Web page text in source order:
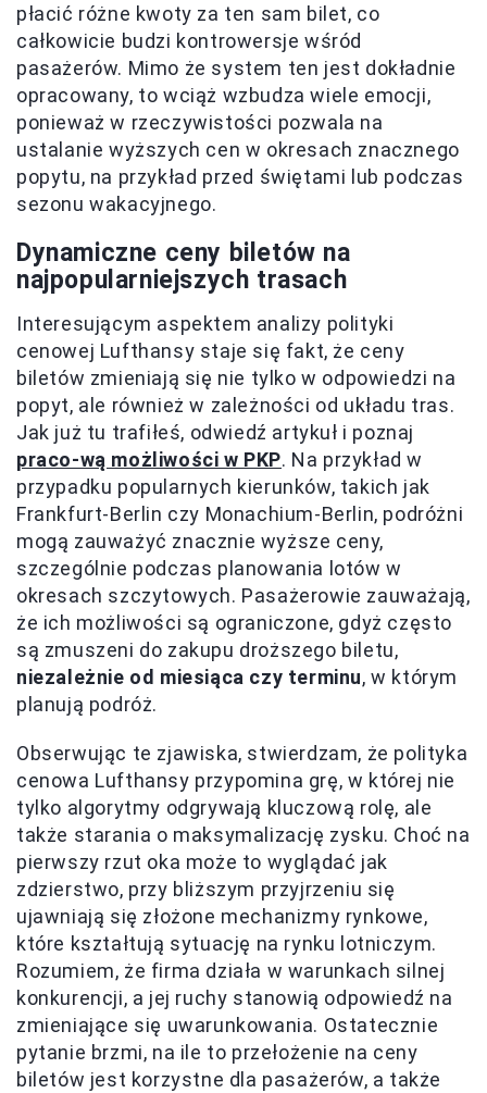
płacić różne kwoty za ten sam bilet, co
całkowicie budzi kontrowersje wśród
pasażerów. Mimo że system ten jest dokładnie
opracowany, to wciąż wzbudza wiele emocji,
ponieważ w rzeczywistości pozwala na
ustalanie wyższych cen w okresach znacznego
popytu, na przykład przed świętami lub podczas
sezonu wakacyjnego.
Dynamiczne ceny biletów na
najpopularniejszych trasach
Interesującym aspektem analizy polityki
cenowej Lufthansy staje się fakt, że ceny
biletów zmieniają się nie tylko w odpowiedzi na
popyt, ale również w zależności od układu tras.
Jak już tu trafiłeś, odwiedź artykuł i poznaj
praco-wą możliwości w PKP. Na przykład w
przypadku popularnych kierunków, takich jak
Frankfurt-Berlin czy Monachium-Berlin, podróżni
mogą zauważyć znacznie wyższe ceny,
szczególnie podczas planowania lotów w
okresach szczytowych. Pasażerowie zauważają,
że ich możliwości są ograniczone, gdyż często
są zmuszeni do zakupu droższego biletu,
niezależnie od miesiąca czy terminu, w którym
planują podróż.
Obserwując te zjawiska, stwierdzam, że polityka
cenowa Lufthansy przypomina grę, w której nie
tylko algorytmy odgrywają kluczową rolę, ale
także starania o maksymalizację zysku. Choć na
pierwszy rzut oka może to wyglądać jak
zdzierstwo, przy bliższym przyjrzeniu się
ujawniają się złożone mechanizmy rynkowe,
które kształtują sytuację na rynku lotniczym.
Rozumiem, że firma działa w warunkach silnej
konkurencji, a jej ruchy stanowią odpowiedź na
zmieniające się uwarunkowania. Ostatecznie
pytanie brzmi, na ile to przełożenie na ceny
biletów jest korzystne dla pasażerów, a także